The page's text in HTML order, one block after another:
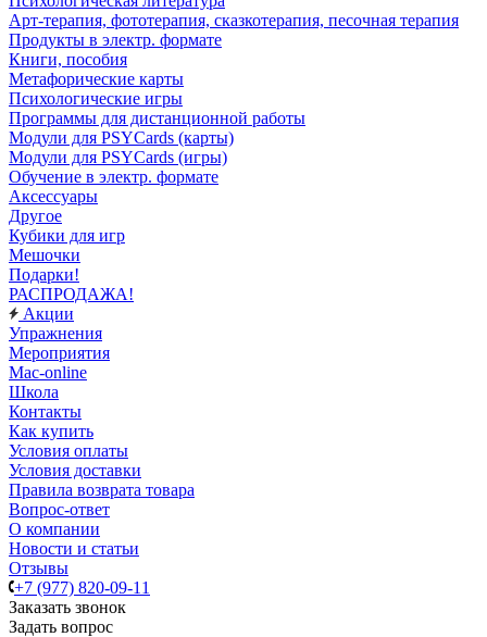
Арт-терапия, фототерапия, сказкотерапия, песочная терапия
Продукты в электр. формате
Книги, пособия
Метафорические карты
Психологические игры
Программы для дистанционной работы
Модули для PSYCards (карты)
Модули для PSYCards (игры)
Обучение в электр. формате
Аксессуары
Другое
Кубики для игр
Мешочки
Подарки!
РАСПРОДАЖА!
Акции
Упражнения
Мероприятия
Mac-online
Школа
Контакты
Как купить
Условия оплаты
Условия доставки
Правила возврата товара
Вопрос-ответ
О компании
Новости и статьи
Отзывы
+7 (977) 820-09-11
Заказать звонок
Задать вопрос